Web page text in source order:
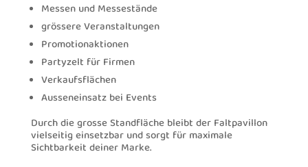
Messen und Messestände
grössere Veranstaltungen
Promotionaktionen
Partyzelt für Firmen
Verkaufsflächen
Ausseneinsatz bei Events
Durch die grosse Standfläche bleibt der Faltpavillon
vielseitig einsetzbar und sorgt für maximale
Sichtbarkeit deiner Marke.